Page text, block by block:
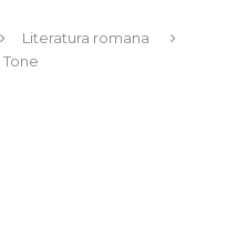
Literatura romana